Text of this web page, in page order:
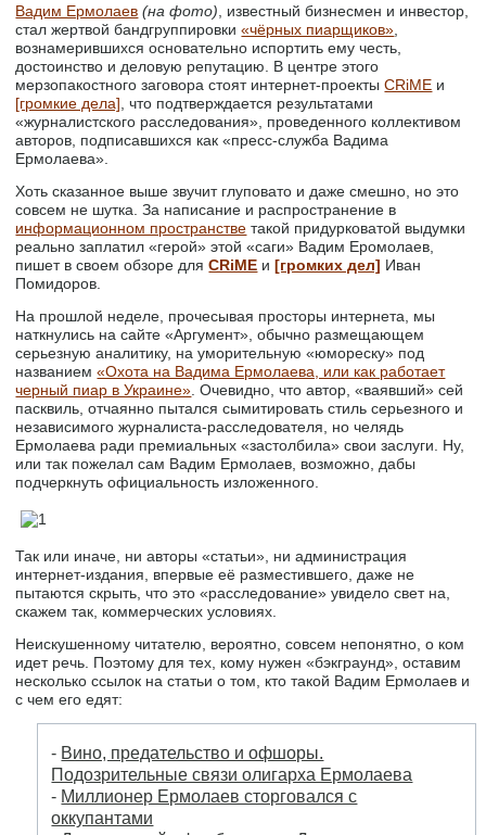
Вадим Ермолаев (на фото) , известный бизнесмен и инвестор,
стал жертвой бандгруппировки«чёрных пиарщиков»
вознамерившихся основательно испортить ему честь,
достоинство и деловую репутацию. В центре этого
мерзопакостного заговора стоят интернет-проектыCRiME и
[громкие дела] , что подтверждается результатами
«журналистского расследования», проведенного коллективом
авторов, подписавшихся как «пресс-служба Вадима
Ермолаева».
Хоть сказанное выше звучит глуповато и даже смешно, но это
совсем не шутка. За написание и распространение в
информационном пространстве такой придурковатой выдумки
реально заплатил «герой» этой «саги» Вадим Еромолаев,
пишет в своем обзоре дляCRiME и[громких дел] Иван
Помидоров.
На прошлой неделе, прочесывая просторы интернета, мы
наткнулись на сайте «Аргумент», обычно размещающем
серьезную аналитику, на уморительную «юмореску» под
названием«Охота на Вадима Ермолаева, или как работает
черный пиар в Украине» . Очевидно, что автор, «ваявший» сей
пасквиль, отчаянно пытался сымитировать стиль серьезного и
независимого журналиста-расследователя, но челядь
Ермолаева ради премиальных «застолбила» свои заслуги. Ну,
или так пожелал сам Вадим Ермолаев, возможно, дабы
подчеркнуть официальность изложенного.
Так или иначе, ни авторы «статьи», ни администрация
интернет-издания, впервые её разместившего, даже не
пытаются скрыть, что это «расследование» увидело свет на,
скажем так, коммерческих условиях.
Неискушенному читателю, вероятно, совсем непонятно, о ком
идет речь. Поэтому для тех, кому нужен «бэкграунд», оставим
несколько ссылок на статьи о том, кто такой Вадим Ермолаев и
с чем его едят:
- Вино, предательство и офшоры.
Подозрительные связи олигарха Ермолаева
- Миллионер Ермолаев сторговался с
оккупантами